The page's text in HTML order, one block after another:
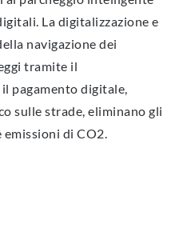
La digitalizzazione e
navigazione dei
tramite il
pagamento digitale,
sulle strade, eliminano gli
di CO2.